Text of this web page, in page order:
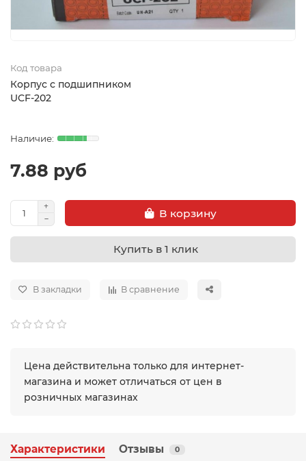
Код товара
Корпус с подшипником
UCF-202
7.88 руб
В корзину
Купить в 1 клик
В закладки В сравнение
Цена действительна только для интернет-
магазина и может отличаться от цен в
розничных магазинах
Характеристики Отзывы 0